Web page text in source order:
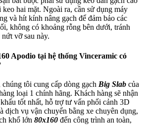
hai mặt. Ngoài ra, cần sử dụng máy
và hít kính nâng gạch để đảm bảo các
không có khoảng rỗng bên dưới, tránh
vỡ sau này.
Apodio tại hệ thống Vinceramic có
chúng tôi cung cấp dòng gạch Big Slab của
loại 1 chính hãng. Khách hàng sẽ nhận
tốt nhất, hỗ trợ tư vấn phối cảnh 3D
dịch vụ vận chuyển bằng xe chuyên dụng,
khổ lớn 80x160 đến công trình an toàn,